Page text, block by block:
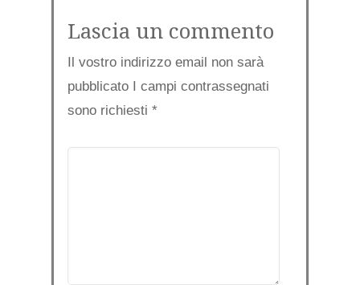
Lascia un commento
Il vostro indirizzo email non sarà
pubblicato I campi contrassegnati
sono richiesti *